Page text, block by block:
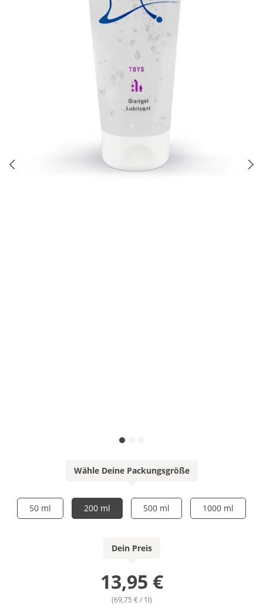
Wähle Deine Packungsgröße
50 ml 200 ml 500 ml 1000 ml
Dein Preis
13,95 €
(69,75 € / 1l)